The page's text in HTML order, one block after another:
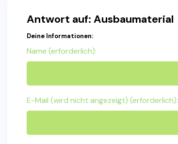
Antwort auf: Ausbaumaterial
Deine Informationen:
Name (erforderlich):
E-Mail (wird nicht angezeigt) (erforderlich):